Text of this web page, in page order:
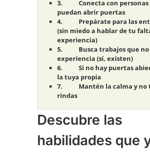
Conecta con
puedan abrir puertas
Prepárate para las
(sin miedo a hablar de tu
experiencia)
Busca trabajos que
experiencia (sí, existen)
Si no hay puertas
la tuya propia
Mantén la calma y no
rindas
Descubre las
habilidades que